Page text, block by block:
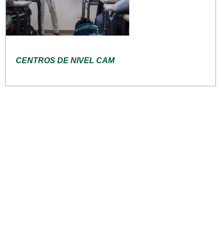
CENTROS DE NIVEL CAM